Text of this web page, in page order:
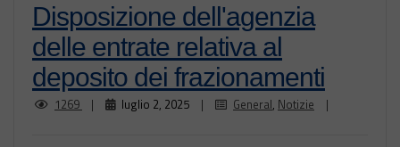
Disposizione dell'agenzia
delle entrate relativa al
deposito dei frazionamenti
1269 | luglio 2, 2025 | General, Notizie |